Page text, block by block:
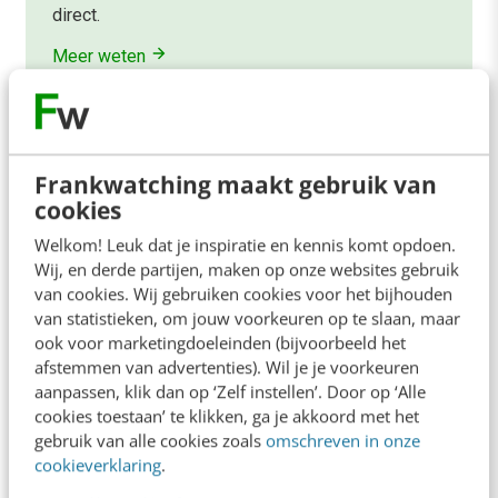
Frankwatching maakt gebruik van
cookies
Welkom! Leuk dat je inspiratie en kennis komt opdoen.
Wij, en derde partijen, maken op onze websites gebruik
van cookies. Wij gebruiken cookies voor het bijhouden
van statistieken, om jouw voorkeuren op te slaan, maar
ook voor marketingdoeleinden (bijvoorbeeld het
afstemmen van advertenties). Wil je je voorkeuren
aanpassen, klik dan op ‘Zelf instellen’. Door op ‘Alle
cookies toestaan’ te klikken, ga je akkoord met het
gebruik van alle cookies zoals omschreven in onze
cookieverklaring.
direct.
Meer weten
Contact Redactie
redactie@frankwatching.com
+31 30 200 1045
Tarieven
Meer contactopties
Frankwatching